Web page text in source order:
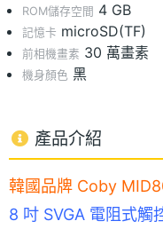
ROM儲存空間 4 GB
記憶卡 microSD(TF)
前相機畫素 30 萬畫素
機身顏色 黑
產品介紹
韓國品牌 Coby
8 吋 SVGA 電阻式觸